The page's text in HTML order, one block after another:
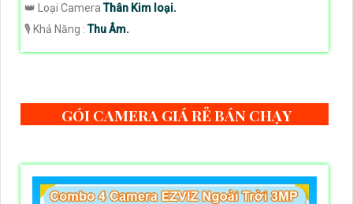
👑 Loại CameraThân Kim loại.
️🎙 Khả Năng :Thu Âm.
GÓI CAMERA GIÁ RẺ BÁN CHẠY